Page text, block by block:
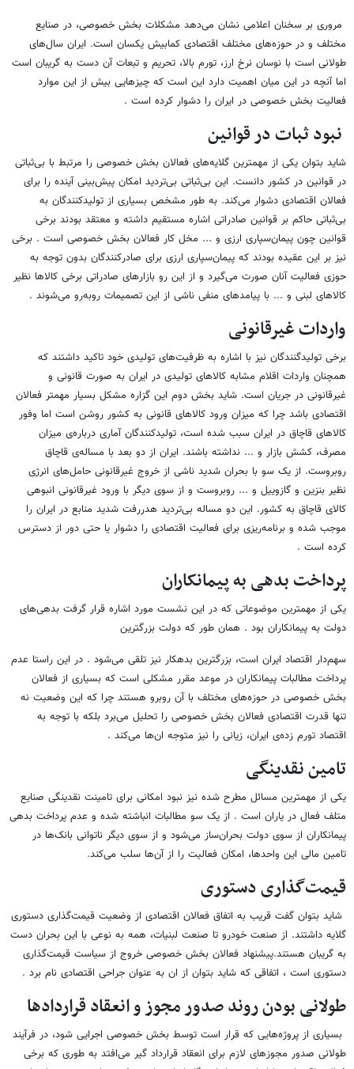
مروری بر سخنان اعلامی نشان می‌دهد مشکلات بخش خصوصی، در صنایع
مختلف و در حوزه‌های مختلف اقتصادی کمابیش یکسان است. ایران سال‌های
طولانی است با نوسان نرخ ارز، تورم بالا، تحریم و تبعات آن دست به گریبان است
اما آنچه در این میان اهمیت دارد این است که چیزهایی بیش از این موارد
فعالیت بخش خصوصی در ایران را دشوار کرده است .
نبود ثبات در قوانین
شاید بتوان یکی از مهمترین گلایه‌های فعالان بخش خصوصی را مرتبط با بی‌ثباتی
در قوانین در کشور دانست. این بی‌ثباتی بی‌تردید امکان پیش‌بینی آینده را برای
فعالان اقتصادی دشوار می‌کند. به طور مشخص بسیاری از تولیدکنندگان به
بی‌ثباتی حاکم بر قوانین صادراتی اشاره مستقیم داشته و معتقد بودند برخی
قوانین چون پیمان‌سپاری ارزی و ... مخل کار فعالان بخش خصوصی است . برخی
نیز بر این عقیده بودند که پیمان‌سپاری ارزی برای صادرکنندگان بدون توجه به
حوزی فعالیت آنان صورت می‌گیرد و از این رو بازارهای صادراتی برخی کالاها نظیر
کالاهای لبنی و ... با پیامدهای منفی ناشی از این تصمیمات روبه‌رو می‌شوند .
واردات غیرقانونی
برخی تولیدگنندگان نیز با اشاره به ظرفیت‌های تولیدی خود تاکید داشتند که
همچنان واردات اقلام مشابه کالاهای تولیدی در ایران به صورت قانونی و
غیرقانونی در جریان است. شاید بخش دوم این گزاره مشکل بسیار مهمتر فعالان
اقتصادی باشد چرا که میزان ورود کالاهای قانونی به کشور روشن است اما وفور
کالاهای قاچاق در ایران سبب شده است، تولیدکنندگان آماری درباره‌ی میزان
مصرف، کشش بازار و ... نداشته باشند. ایران از دو بعد با مساله‌ی قاچاق
روبروست. از یک سو با بحران شدید ناشی از خروج غیرقانونی حامل‌‎های انرژی
نظیر بنزین و گازوییل و ... روبروست و از سوی دیگر با ورود غیرقانونی انبوهی
کالای قاچاق به کشور. این دو مساله بی‌تردید هدررفت شدید منابع در ایران را
موجب شده و برنامه‌ریزی برای فعالیت اقتصادی را دشوار یا حتی دور از دسترس
کرده است .
پرداخت بدهی به پیمانکاران
یکی از مهمترین موضوعاتی که در این نشست مورد اشاره قرار گرفت بدهی‌های
دولت به پیمانکاران بود . همان طور که دولت بزرگترین
سهم‌دار اقتصاد ایران است، بزرگترین بدهکار نیز تلقی می‌شود . در این راستا عدم
پرداخت مطالبات پیمانکاران در موعد مقرر مشکلی است که بسیاری از فعالان
بخش خصوصی در حوزه‌های مختلف با آن روبرو هستند چرا که این وضعیت نه
تنها قدرت اقتصادی فعالان بخش خصوصی را تحلیل می‌برد بلکه با توجه به
اقتصاد تورم زده‌ی ایران، زیانی را نیز متوجه ان‌ها می‌کند .
تامین نقدینگی
یکی از مهمترین مسائل مطرح شده نیز نبود امکانی برای تامینت نقدینگی صنایع
متلف فعال در یاران است . از یک سو مطالبات انباشته شده و عدم پرداخت بدهی
پیمانکاران از سوی دولت بحران‌ساز می‌شود و از سوی دیگر ناتوانی بانک‌ها در
تامین مالی این واحدها، امکان فعالیت را از آن‌ها سلب می‌کند.
قیمت‌گذاری دستوری
شاید بتوان گفت قریب به اتفاق فعالان اقتصادی از وضعیت قیمت‌گذاری دستوری
گلایه داشتند. از صنعت خودرو تا صنعت لبنیات، همه به نوعی با این بحران دست
به گریبان هستند.پیشنهاد فعالان بخش خصوصی خروج از سیاست قیمت‌گذاری
دستوری است ، اتفاقی که شاید بتوان از ان به عنوان جراحی اقتصادی نام برد .
طولانی بودن روند صدور مجوز و انعقاد قراردادها
بسیاری از پروژه‌هایی که قرار است توسط بخش خصوصی اجرایی شود، در فرآیند
طولانی صدور مجوزهای لازم برای انعقاد قرارداد گیر می‌افتد به طوری که برخی